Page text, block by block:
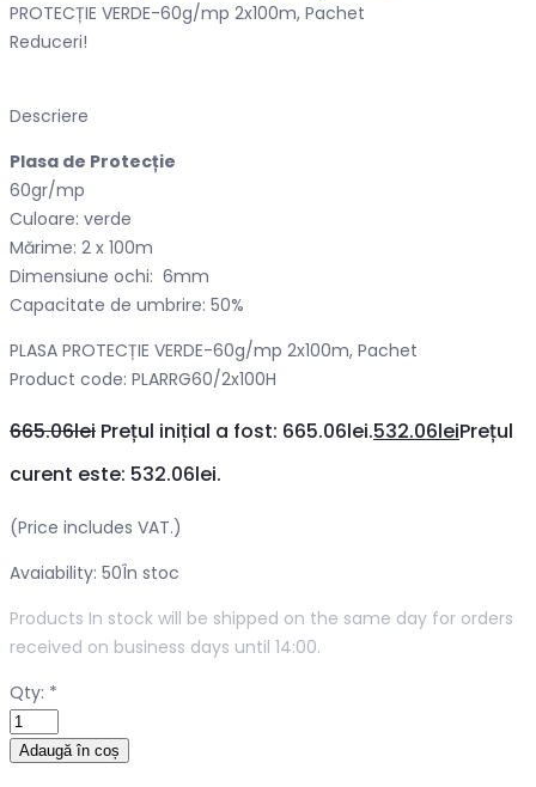
PROTECȚIE VERDE-60g/mp 2x100m, Pachet
Reduceri!
Descriere
Plasa de Protecție
60gr/mp
Culoare: verde
Mărime: 2 x 100m
Dimensiune ochi: 6mm
Capacitate de umbrire: 50%
PLASA PROTECȚIE VERDE-60g/mp 2x100m, Pachet
Product code: PLARRG60/2x100H
665.06lei Prețul inițial a fost: 665.06lei.532.06leiPrețul
curent este: 532.06lei.
(Price includes VAT.)
Avaiability: 50În stoc
Products In stock will be shipped on the same day for orders
received on business days until 14:00.
Qty: *
Adaugă în coș